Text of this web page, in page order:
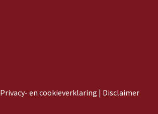
Privacy- en cookieverklaring | Disclaimer